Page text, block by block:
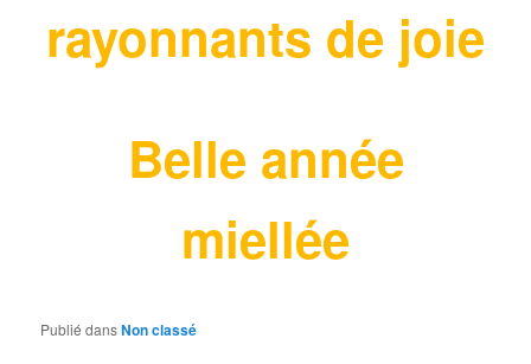
rayonnants de joie
Belle année
miellée
Publié dansNon classé